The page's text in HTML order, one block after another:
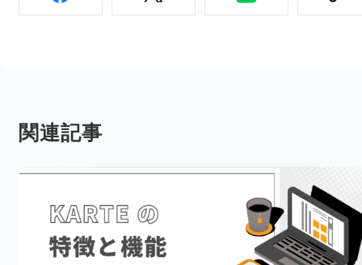
関連記事